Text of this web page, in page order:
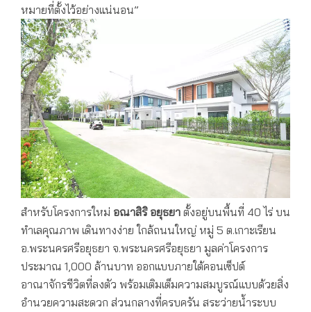
หมายที่ตั้งไว้อย่างแน่นอน”
สำหรับโครงการใหม่ อณาสิริ อยุธยา ตั้งอยู่บนพื้นที่ 40 ไร่ บน
ทำเลคุณภาพ เดินทางง่าย ใกล้ถนนใหญ่ หมู่ 5 ต.เกาะเรียน
อ.พระนครศรีอยุธยา จ.พระนครศรีอยุธยา มูลค่าโครงการ
ประมาณ 1,000 ล้านบาท ออกแบบภายใต้คอนเซ็ปต์
อาณาจักรชีวิตที่ลงตัว พร้อมเติมเต็มความสมบูรณ์แบบด้วยสิ่ง
อำนวยความสะดวก ส่วนกลางที่ครบครัน สระว่ายน้ำระบบ